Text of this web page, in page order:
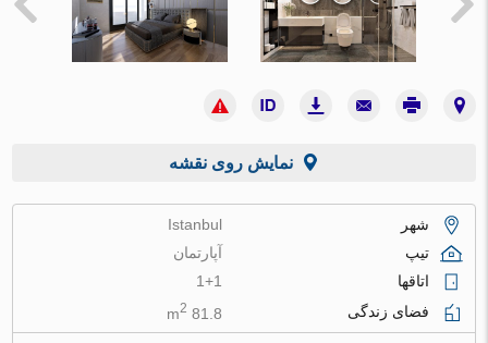
نمایش روی نقشه
شهر
Istanbul
تیپ
آپارتمان
اتاقها
1+1
فضای زندگی
81.8 m
2